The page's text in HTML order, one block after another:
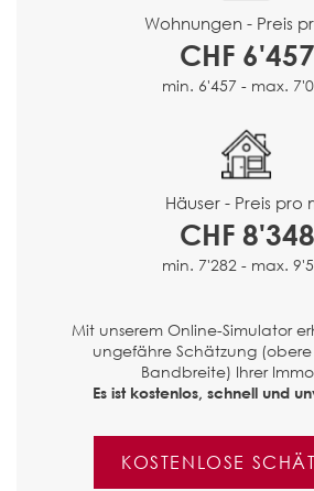
Wohnungen - Preis
CHF 6'457
min. 6'457 - max.
Häuser - Preis pro
CHF 8'348
min. 7'282 - max.
Mit unserem Online-Simulator
ungefähre Schätzung
Bandbreite) Ihrer
Es ist kostenlos, schnell und
KOSTENLOSE